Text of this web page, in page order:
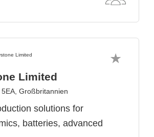
Limited
Großbritannien
solutions for
batteries, advanced